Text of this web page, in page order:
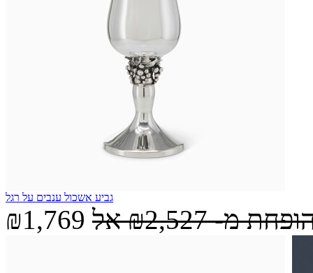
גביע אשכול ענבים על רגל
₪1,769 מ-₪2,527 אל